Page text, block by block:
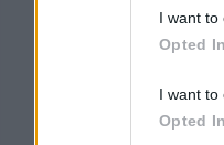
I want to
Opted In
I want to
Opted In